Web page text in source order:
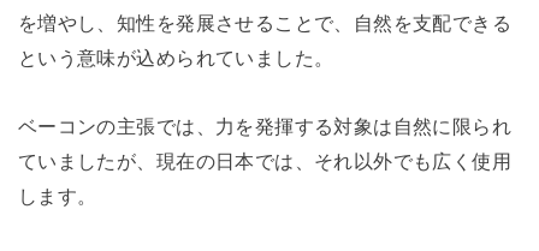
を増やし、知性を発展させることで、自然を支配できる
という意味が込められていました。
ベーコンの主張では、力を発揮する対象は自然に限られ
ていましたが、現在の日本では、それ以外でも広く使用
します。